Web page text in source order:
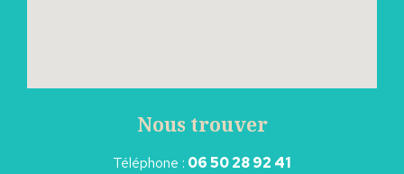
Nous trouver
Téléphone : 06 50 28 92 41